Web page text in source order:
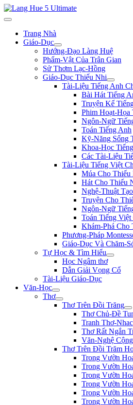
Trang Nhà
Giáo-Dục
Hướng-Đạo Làng Huệ
Phẩm-Vật Của Trân Gian
Sử Thơm Lạc-Hồng
Giáo-Dục Thiếu Nhi
Tài-Liệu Tiếng Anh
Bài Hát Tiếng
Truyện Kể
Phim Hoạt-Họa
Ngôn-Ngữ
Toán Tiếng Anh
Kỹ-Năng Sống
Khoa-Học
Các Tài-Liệu
Tài-Liệu Tiếng Việt
Múa Cho Thiếu
Hát Cho Thiếu
Nghệ-Thuật
Truyện Cho
Ngôn-Ngữ
Toán Tiếng
Khám-Phá Cho
Phương-Pháp
Giáo-Dục Và Chăm-
Tự Học & Tìm Hiểu
Học Ngâm thơ
Dẫn Giải Vọng Cổ
Tài-Liệu Giáo-Dục
Văn-Học
Thơ
Thơ Trên Đồi Trăng
Thơ Chủ-Đề
Tranh Thơ-Nhac
Thơ Rất Ngắn
Văn-Nghệ
Thơ Trên Đồi Trăm
Trong Vườn
Trong Vườn
Trong Vườn
Trong Vườn
Trong Vườn
Trong Vườn